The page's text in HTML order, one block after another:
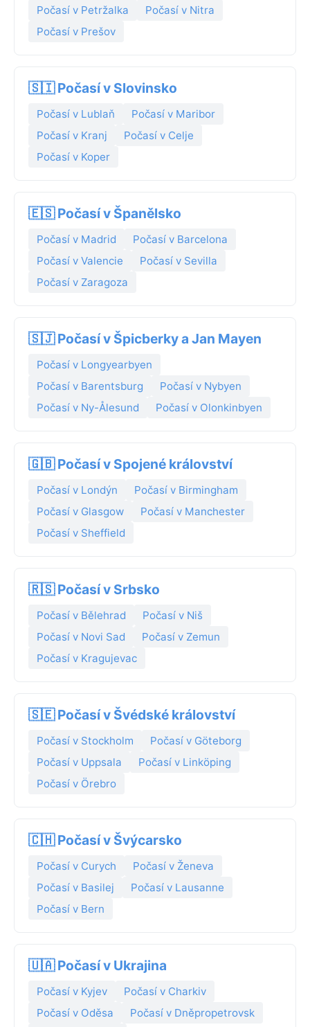
Počasí v Petržalka
Počasí v Nitra
Počasí v Prešov
🇸🇮 Počasí v Slovinsko
Počasí v Lublaň
Počasí v Maribor
Počasí v Kranj
Počasí v Celje
Počasí v Koper
🇪🇸 Počasí v Španělsko
Počasí v Madrid
Počasí v Barcelona
Počasí v Valencie
Počasí v Sevilla
Počasí v Zaragoza
🇸🇯 Počasí v Špicberky a Jan Mayen
Počasí v Longyearbyen
Počasí v Barentsburg
Počasí v Nybyen
Počasí v Ny-Ålesund
Počasí v Olonkinbyen
🇬🇧 Počasí v Spojené království
Počasí v Londýn
Počasí v Birmingham
Počasí v Glasgow
Počasí v Manchester
Počasí v Sheffield
🇷🇸 Počasí v Srbsko
Počasí v Bělehrad
Počasí v Niš
Počasí v Novi Sad
Počasí v Zemun
Počasí v Kragujevac
🇸🇪 Počasí v Švédské království
Počasí v Stockholm
Počasí v Göteborg
Počasí v Uppsala
Počasí v Linköping
Počasí v Örebro
🇨🇭 Počasí v Švýcarsko
Počasí v Curych
Počasí v Ženeva
Počasí v Basilej
Počasí v Lausanne
Počasí v Bern
🇺🇦 Počasí v Ukrajina
Počasí v Kyjev
Počasí v Charkiv
Počasí v Oděsa
Počasí v Dněpropetrovsk